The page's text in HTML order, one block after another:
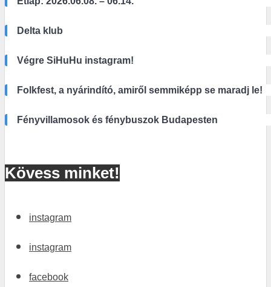
Delta klub
Végre SiHuHu instagram!
Folkfest, a nyárindító, amiről semmiképp se maradj le!
Fényvillamosok és fénybuszok Budapesten
Kövess minket!
instagram
instagram
facebook